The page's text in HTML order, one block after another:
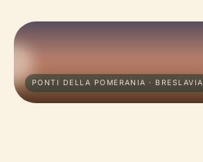
PONTI DELLA POMERANIA · BRESLAVIA